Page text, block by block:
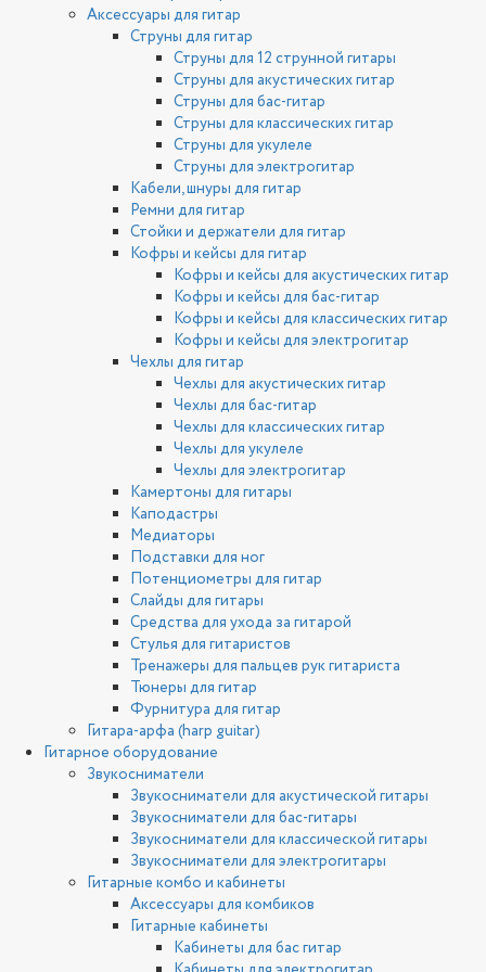
Аксессуары для гитар
Струны для гитар
Струны для 12 струнной гитары
Струны для акустических гитар
Струны для бас-гитар
Струны для классических гитар
Струны для укулеле
Струны для электрогитар
Кабели, шнуры для гитар
Ремни для гитар
Стойки и держатели для гитар
Кофры и кейсы для гитар
Кофры и кейсы для акустических гитар
Кофры и кейсы для бас-гитар
Кофры и кейсы для классических гитар
Кофры и кейсы для электрогитар
Чехлы для гитар
Чехлы для акустических гитар
Чехлы для бас-гитар
Чехлы для классических гитар
Чехлы для укулеле
Чехлы для электрогитар
Камертоны для гитары
Каподастры
Медиаторы
Подставки для ног
Потенциометры для гитар
Слайды для гитары
Средства для ухода за гитарой
Стулья для гитаристов
Тренажеры для пальцев рук гитариста
Тюнеры для гитар
Фурнитура для гитар
Гитара-арфа (harp guitar)
Гитарное оборудование
Звукосниматели
Звукосниматели для акустической гитары
Звукосниматели для бас-гитары
Звукосниматели для классической гитары
Звукосниматели для электрогитары
Гитарные комбо и кабинеты
Аксессуары для комбиков
Гитарные кабинеты
Кабинеты для бас гитар